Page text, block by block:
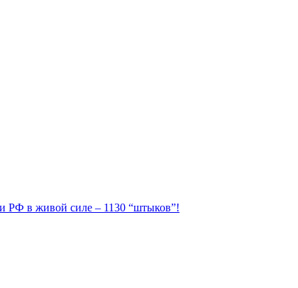
РФ в живой силе – 1130 “штыков”!